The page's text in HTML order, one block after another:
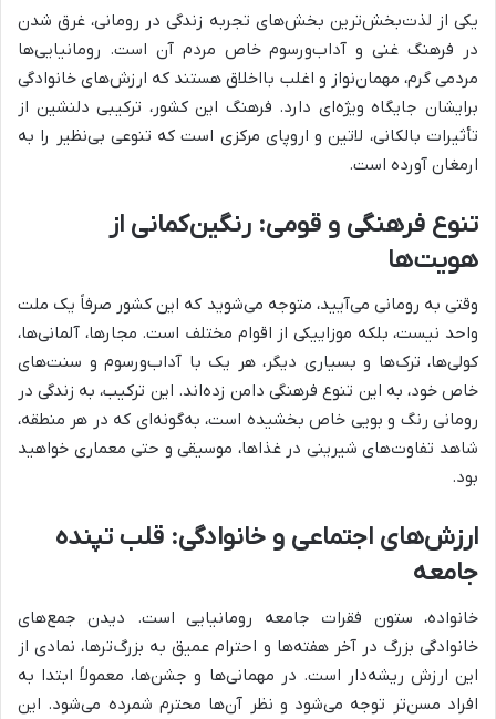
یکی از لذت‌بخش‌ترین بخش‌های تجربه زندگی در رومانی، غرق شدن
در فرهنگ غنی و آداب‌ورسوم خاص مردم آن است. رومانیایی‌ها
مردمی گرم، مهمان‌نواز و اغلب بااخلاق هستند که ارزش‌های خانوادگی
برایشان جایگاه ویژه‌ای دارد. فرهنگ این کشور، ترکیبی دلنشین از
تأثیرات بالکانی، لاتین و اروپای مرکزی است که تنوعی بی‌نظیر را به
ارمغان آورده است.
تنوع فرهنگی و قومی: رنگین‌کمانی از
هویت‌ها
وقتی به رومانی می‌آیید، متوجه می‌شوید که این کشور صرفاً یک ملت
واحد نیست، بلکه موزاییکی از اقوام مختلف است. مجارها، آلمانی‌ها،
کولی‌ها، ترک‌ها و بسیاری دیگر، هر یک با آداب‌ورسوم و سنت‌های
خاص خود، به این تنوع فرهنگی دامن زده‌اند. این ترکیب، به زندگی در
رومانی رنگ و بویی خاص بخشیده است، به‌گونه‌ای که در هر منطقه،
شاهد تفاوت‌های شیرینی در غذاها، موسیقی و حتی معماری خواهید
بود.
ارزش‌های اجتماعی و خانوادگی: قلب تپنده
جامعه
خانواده، ستون فقرات جامعه رومانیایی است. دیدن جمع‌های
خانوادگی بزرگ در آخر هفته‌ها و احترام عمیق به بزرگ‌ترها، نمادی از
این ارزش ریشه‌دار است. در مهمانی‌ها و جشن‌ها، معمولاً ابتدا به
افراد مسن‌تر توجه می‌شود و نظر آن‌ها محترم شمرده می‌شود. این